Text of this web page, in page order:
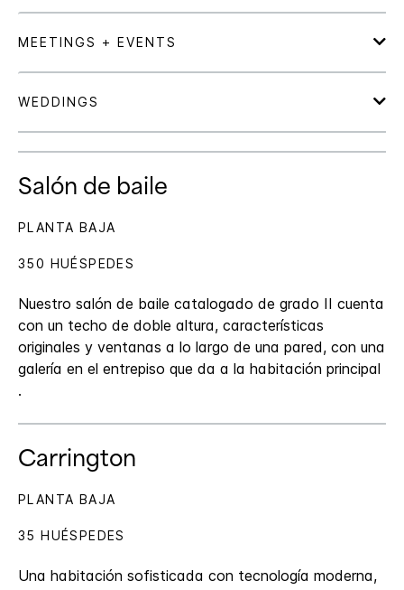
Salón de baile
Nuestro salón de baile catalogado de grado II cuenta
con un techo de doble altura, características
originales y ventanas a lo largo de una pared, con una
galería en el entrepiso que da a la habitación principal
.
PLANTA BAJA
350 HUÉSPEDES
Carrington
Una habitación sofisticada con tecnología moderna,
PLANTA BAJA
35 HUÉSPEDES